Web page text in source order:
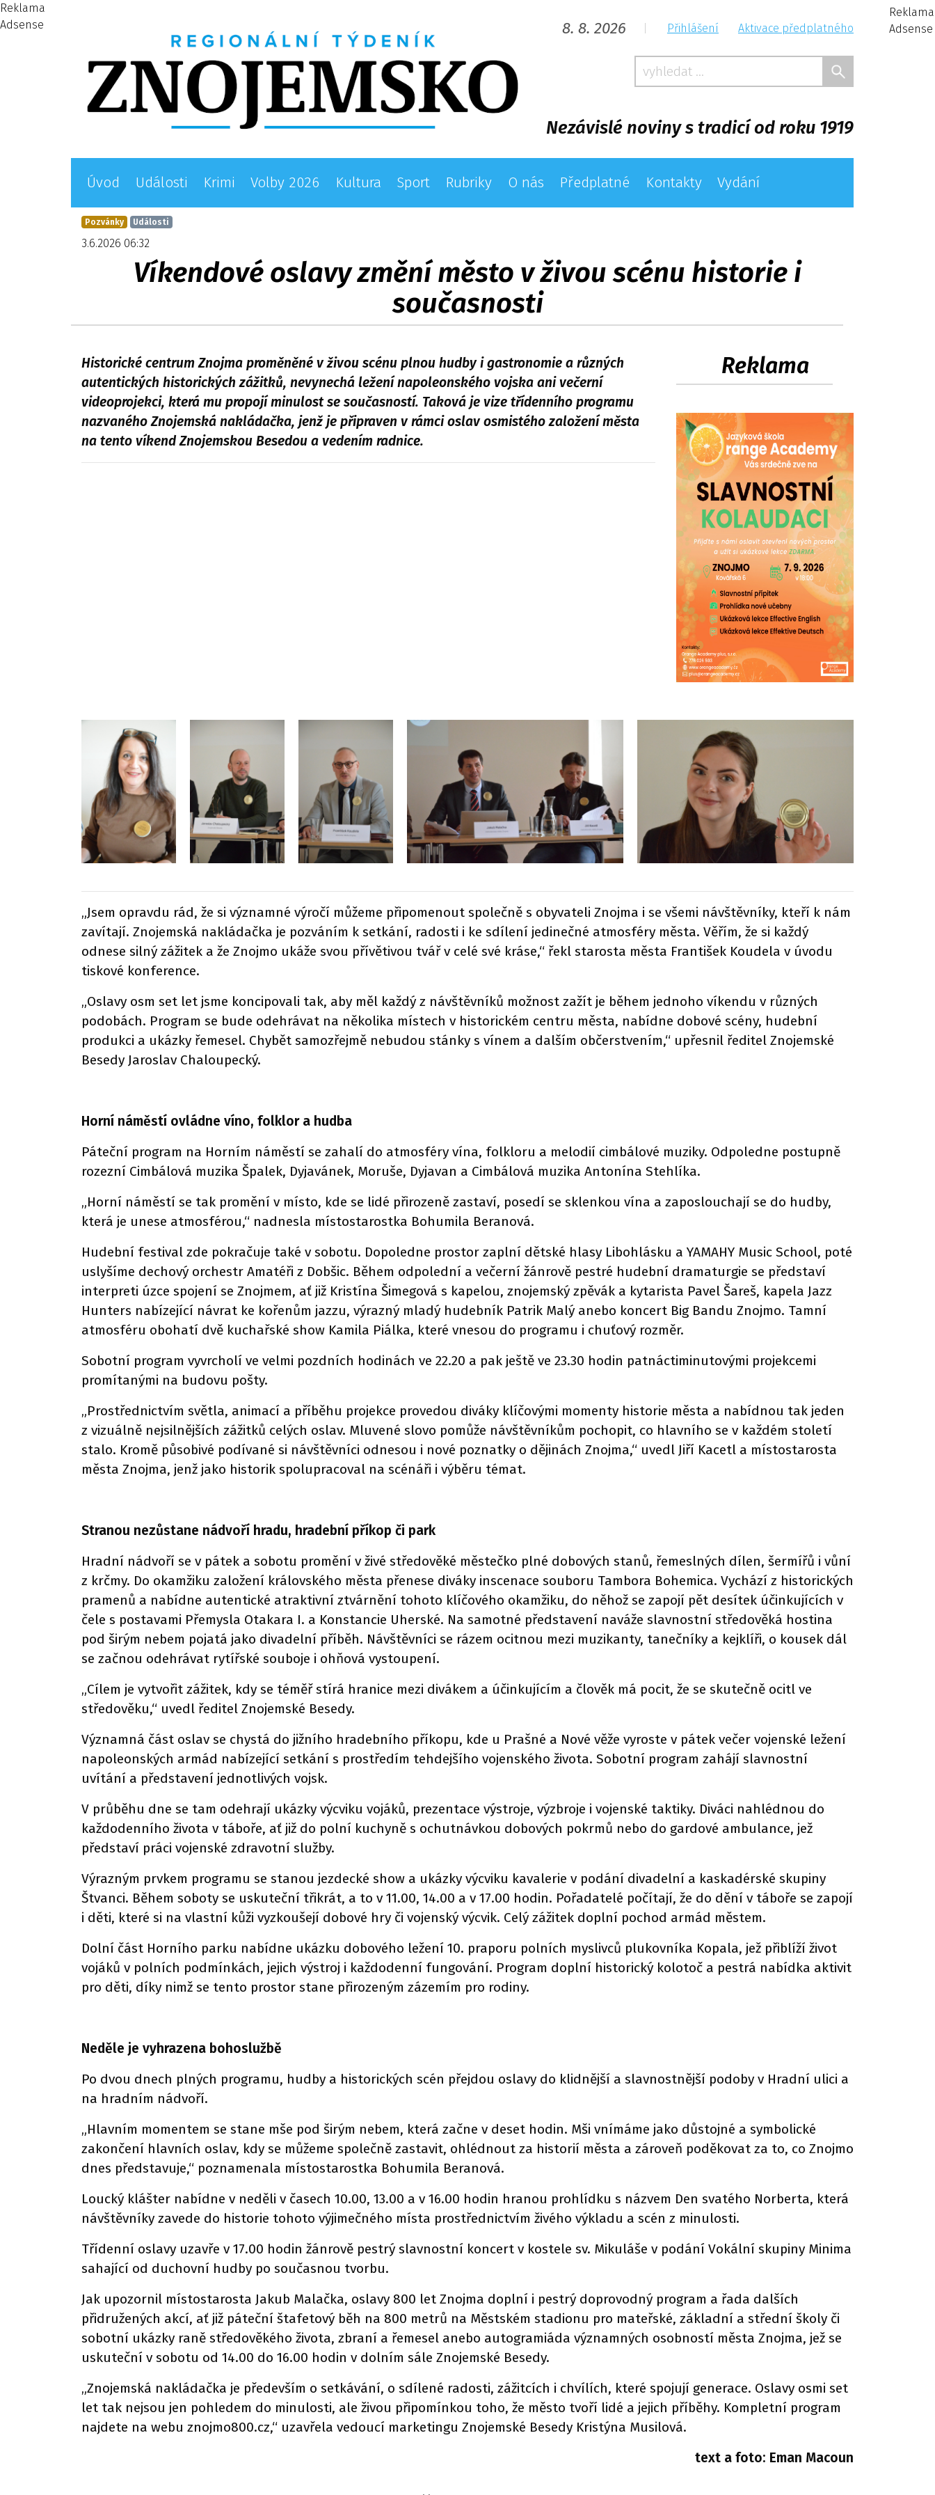
8. 8. 2026 Přihlášení Aktivace předplatného
Nezávislé noviny s tradicí od roku 1919
Úvod Události Krimi Volby 2026 Kultura Sport Rubriky O nás Předplatné Kontakty Vydání
Reklama
Adsense
Reklama
Adsense
Pozvánky Události
3.6.2026 06:32
Víkendové oslavy změní město v živou scénu historie i
současnosti
Historické centrum Znojma proměněné v živou scénu plnou hudby i gastronomie a různých
autentických historických zážitků, nevynechá ležení napoleonského vojska ani večerní
videoprojekci, která mu propojí minulost se současností. Taková je vize třídenního programu
nazvaného Znojemská nakládačka, jenž je připraven v rámci oslav osmistého založení města
na tento víkend Znojemskou Besedou a vedením radnice.
Reklama
„Jsem opravdu rád, že si významné výročí můžeme připomenout společně s obyvateli Znojma i se všemi návštěvníky, kteří k nám
zavítají. Znojemská nakládačka je pozváním k setkání, radosti i ke sdílení jedinečné atmosféry města. Věřím, že si každý
odnese silný zážitek a že Znojmo ukáže svou přívětivou tvář v celé své kráse,“ řekl starosta města František Koudela v úvodu
tiskové konference.
„Oslavy osm set let jsme koncipovali tak, aby měl každý z návštěvníků možnost zažít je během jednoho víkendu v různých
podobách. Program se bude odehrávat na několika místech v historickém centru města, nabídne dobové scény, hudební
produkci a ukázky řemesel. Chybět samozřejmě nebudou stánky s vínem a dalším občerstvením,“ upřesnil ředitel Znojemské
Besedy Jaroslav Chaloupecký.
Horní náměstí ovládne víno, folklor a hudba
Páteční program na Horním náměstí se zahalí do atmosféry vína, folkloru a melodií cimbálové muziky. Odpoledne postupně
rozezní Cimbálová muzika Špalek, Dyjavánek, Moruše, Dyjavan a Cimbálová muzika Antonína Stehlíka.
„Horní náměstí se tak promění v místo, kde se lidé přirozeně zastaví, posedí se sklenkou vína a zaposlouchají se do hudby,
která je unese atmosférou,“ nadnesla místostarostka Bohumila Beranová.
Hudební festival zde pokračuje také v sobotu. Dopoledne prostor zaplní dětské hlasy Libohlásku a YAMAHY Music School, poté
uslyšíme dechový orchestr Amatéři z Dobšic. Během odpolední a večerní žánrově pestré hudební dramaturgie se představí
interpreti úzce spojení se Znojmem, ať již Kristína Šimegová s kapelou, znojemský zpěvák a kytarista Pavel Šareš, kapela Jazz
Hunters nabízející návrat ke kořenům jazzu, výrazný mladý hudebník Patrik Malý anebo koncert Big Bandu Znojmo. Tamní
atmosféru obohatí dvě kuchařské show Kamila Piálka, které vnesou do programu i chuťový rozměr.
Sobotní program vyvrcholí ve velmi pozdních hodinách ve 22.20 a pak ještě ve 23.30 hodin patnáctiminutovými projekcemi
promítanými na budovu pošty.
„Prostřednictvím světla, animací a příběhu projekce provedou diváky klíčovými momenty historie města a nabídnou tak jeden
z vizuálně nejsilnějších zážitků celých oslav. Mluvené slovo pomůže návštěvníkům pochopit, co hlavního se v každém století
stalo. Kromě působivé podívané si návštěvníci odnesou i nové poznatky o dějinách Znojma,“ uvedl Jiří Kacetl a místostarosta
města Znojma, jenž jako historik spolupracoval na scénáři i výběru témat.
Stranou nezůstane nádvoří hradu, hradební příkop či park
Hradní nádvoří se v pátek a sobotu promění v živé středověké městečko plné dobových stanů, řemeslných dílen, šermířů i vůní
z krčmy. Do okamžiku založení královského města přenese diváky inscenace souboru Tambora Bohemica. Vychází z historických
pramenů a nabídne autentické atraktivní ztvárnění tohoto klíčového okamžiku, do něhož se zapojí pět desítek účinkujících v
čele s postavami Přemysla Otakara I. a Konstancie Uherské. Na samotné představení naváže slavnostní středověká hostina
pod širým nebem pojatá jako divadelní příběh. Návštěvníci se rázem ocitnou mezi muzikanty, tanečníky a kejklíři, o kousek dál
se začnou odehrávat rytířské souboje i ohňová vystoupení.
„Cílem je vytvořit zážitek, kdy se téměř stírá hranice mezi divákem a účinkujícím a člověk má pocit, že se skutečně ocitl ve
středověku,“ uvedl ředitel Znojemské Besedy.
Významná část oslav se chystá do jižního hradebního příkopu, kde u Prašné a Nové věže vyroste v pátek večer vojenské ležení
napoleonských armád nabízející setkání s prostředím tehdejšího vojenského života. Sobotní program zahájí slavnostní
uvítání a představení jednotlivých vojsk.
V průběhu dne se tam odehrají ukázky výcviku vojáků, prezentace výstroje, výzbroje i vojenské taktiky. Diváci nahlédnou do
každodenního života v táboře, ať již do polní kuchyně s ochutnávkou dobových pokrmů nebo do gardové ambulance, jež
představí práci vojenské zdravotní služby.
Výrazným prvkem programu se stanou jezdecké show a ukázky výcviku kavalerie v podání divadelní a kaskadérské skupiny
Štvanci. Během soboty se uskuteční třikrát, a to v 11.00, 14.00 a v 17.00 hodin. Pořadatelé počítají, že do dění v táboře se zapojí
i děti, které si na vlastní kůži vyzkoušejí dobové hry či vojenský výcvik. Celý zážitek doplní pochod armád městem.
Dolní část Horního parku nabídne ukázku dobového ležení 10. praporu polních myslivců plukovníka Kopala, jež přiblíží život
vojáků v polních podmínkách, jejich výstroj i každodenní fungování. Program doplní historický kolotoč a pestrá nabídka aktivit
pro děti, díky nimž se tento prostor stane přirozeným zázemím pro rodiny.
Neděle je vyhrazena bohoslužbě
Po dvou dnech plných programu, hudby a historických scén přejdou oslavy do klidnější a slavnostnější podoby v Hradní ulici a
na hradním nádvoří.
„Hlavním momentem se stane mše pod širým nebem, která začne v deset hodin. Mši vnímáme jako důstojné a symbolické
zakončení hlavních oslav, kdy se můžeme společně zastavit, ohlédnout za historií města a zároveň poděkovat za to, co Znojmo
dnes představuje,“ poznamenala místostarostka Bohumila Beranová.
Loucký klášter nabídne v neděli v časech 10.00, 13.00 a v 16.00 hodin hranou prohlídku s názvem Den svatého Norberta, která
návštěvníky zavede do historie tohoto výjimečného místa prostřednictvím živého výkladu a scén z minulosti.
Třídenní oslavy uzavře v 17.00 hodin žánrově pestrý slavnostní koncert v kostele sv. Mikuláše v podání Vokální skupiny Minima
sahající od duchovní hudby po současnou tvorbu.
Jak upozornil místostarosta Jakub Malačka, oslavy 800 let Znojma doplní i pestrý doprovodný program a řada dalších
přidružených akcí, ať již páteční štafetový běh na 800 metrů na Městském stadionu pro mateřské, základní a střední školy či
sobotní ukázky raně středověkého života, zbraní a řemesel anebo autogramiáda významných osobností města Znojma, jež se
uskuteční v sobotu od 14.00 do 16.00 hodin v dolním sále Znojemské Besedy.
„Znojemská nakládačka je především o setkávání, o sdílené radosti, zážitcích i chvílích, které spojují generace. Oslavy osmi set
let tak nejsou jen pohledem do minulosti, ale živou připomínkou toho, že město tvoří lidé a jejich příběhy. Kompletní program
najdete na webu znojmo800.cz,“ uzavřela vedoucí marketingu Znojemské Besedy Kristýna Musilová.
text a foto: Eman Macoun